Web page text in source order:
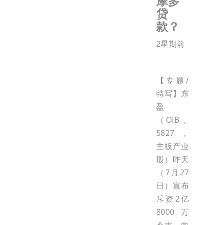
贷
款？
2星期前
【专题/
特写】东
盈
（OIB，
5827，
主板产业
股）昨天
（7月27
日）宣布
斥资2亿
8000万